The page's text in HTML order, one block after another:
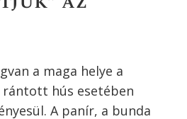
is, de talán a karaj, vagy
része, inkább
tartani, hogy egy-egy
rántott bordaként